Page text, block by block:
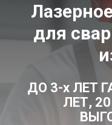
для
ДО 3-х ЛЕТ
ЛЕТ,